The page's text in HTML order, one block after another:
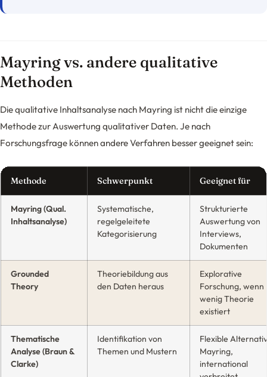
Mayring vs. andere qualitative
Methoden
Die qualitative Inhaltsanalyse nach Mayring ist nicht die einzige
Methode zur Auswertung qualitativer Daten. Je nach
Forschungsfrage können andere Verfahren besser geeignet sein:
Methode Schwerpunkt Geeignet für
Mayring (Qual.
Inhaltsanalyse)
Systematische,
regelgeleitete
Kategorisierung
Strukturierte
Auswertung von
Interviews,
Dokumenten
Grounded
Theory
Theoriebildung aus
den Daten heraus
Explorative
Forschung, wenn
wenig Theorie
existiert
Thematische
Analyse (Braun &
Clarke)
Identifikation von
Themen und Mustern
Flexible
Mayring,
international